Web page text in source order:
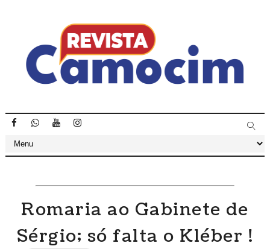
Romaria ao Gabinete de
Sérgio; só falta o Kléber !